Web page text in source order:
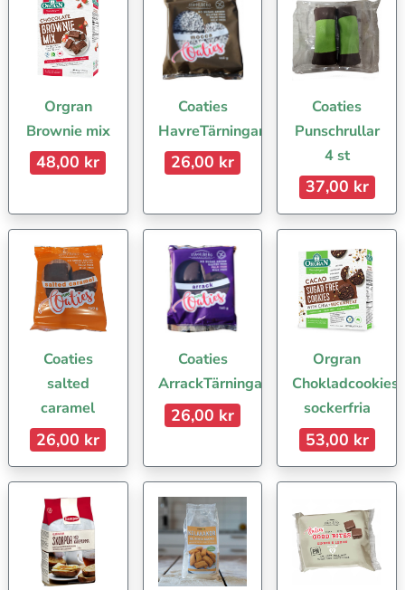
Orgran
Brownie mix
48,00 kr
Coaties
HavreTärningar
26,00 kr
Coaties
Punschrullar
4 st
37,00 kr
Coaties
salted
caramel
26,00 kr
Coaties
ArrackTärningar
26,00 kr
Orgran
Chokladcookies
sockerfria
53,00 kr